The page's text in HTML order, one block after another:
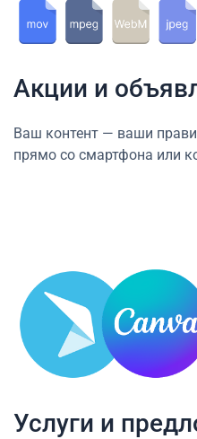
Акции и
Ваш контент — ваши
прямо со смартфона или
Услуги и